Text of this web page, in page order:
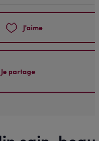
J'aime
Je partage